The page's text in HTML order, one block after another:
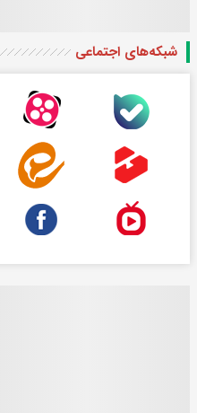
شبکه‌های اجتماعی